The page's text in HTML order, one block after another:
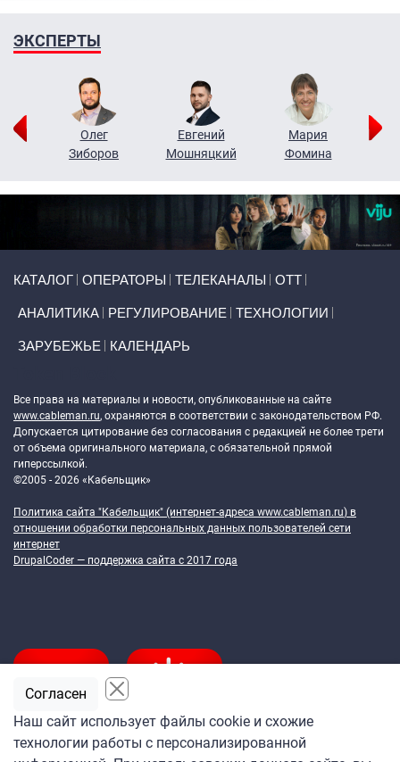
ЭКСПЕРТЫ
Олег
Зиборов
Евгений
Мошняцкий
Мария
Фомина
КАТАЛОГ ОПЕРАТОРЫ ТЕЛЕКАНАЛЫ ОТТ
АНАЛИТИКА РЕГУЛИРОВАНИЕ ТЕХНОЛОГИИ
ЗАРУБЕЖЬЕ КАЛЕНДАРЬ
Все права на материалы и новости, опубликованные на сайте
www.cableman.ru, охраняются в соответствии с законодательством РФ.
Допускается цитирование без согласования с редакцией не более трети
от объема оригинального материала, с обязательной прямой
гиперссылкой.
©2005 - 2026 «Кабельщик»
Политика сайта "Кабельщик" (интернет-адреса www.cableman.ru) в
отношении обработки персональных данных пользователей сети
интернет
DrupalCoder — поддержка сайта c 2017 года
Наш сайт использует файлы cookie и схожие
технологии работы с персонализированной
Согласен